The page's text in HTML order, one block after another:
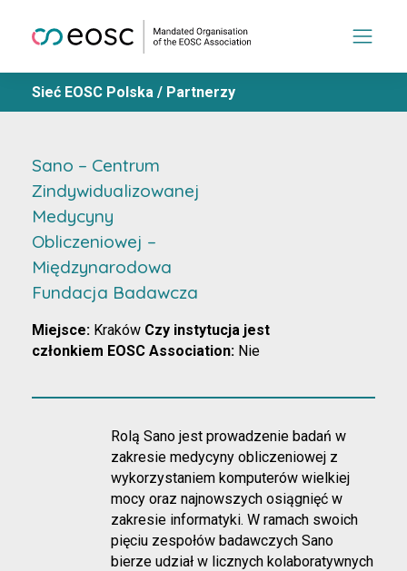
Sieć EOSC Polska / Partnerzy
Sano – Centrum
Zindywidualizowanej
Medycyny
Obliczeniowej –
Międzynarodowa
Fundacja Badawcza
Miejsce: Kraków Czy instytucja jest
członkiem EOSC Association: Nie
Rolą Sano jest prowadzenie badań w
zakresie medycyny obliczeniowej z
wykorzystaniem komputerów wielkiej
mocy oraz najnowszych osiągnięć w
zakresie informatyki. W ramach swoich
pięciu zespołów badawczych Sano
bierze udział w licznych kolaboratywnych